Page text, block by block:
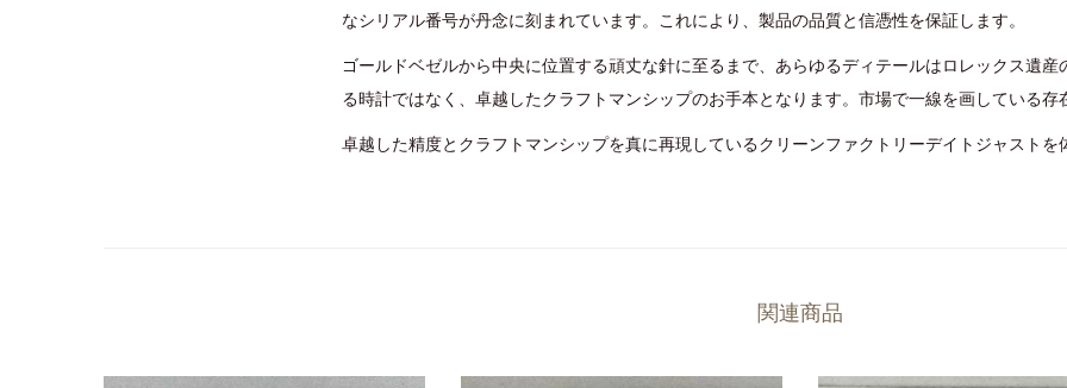
なシリアル番号が丹念に刻まれています。これにより、製品の品質と信憑性を保証します。
ゴールドベゼルから中央に位置する頑丈な針に至るまで、あらゆるディテールはロレックス遺産
る時計ではなく、卓越したクラフトマンシップのお手本となります。市場で一線を画している存
卓越した精度とクラフトマンシップを真に再現しているクリーンファクトリーデイトジャストを
関連商品